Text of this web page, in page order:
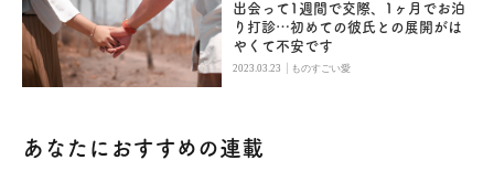
出会って1週間で交際、1ヶ月でお泊
り打診…初めての彼氏との展開がは
やくて不安です
2023.03.23 | ものすごい愛
あなたにおすすめの連載